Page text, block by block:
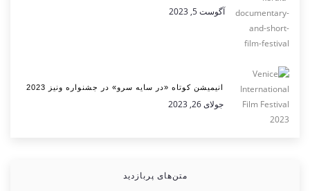
آگوست 5, 2023
انیمیشن کوتاه «در سایه سرو» در جشنواره ونیز 2023
جولای 26, 2023
متن‌های پربازدید